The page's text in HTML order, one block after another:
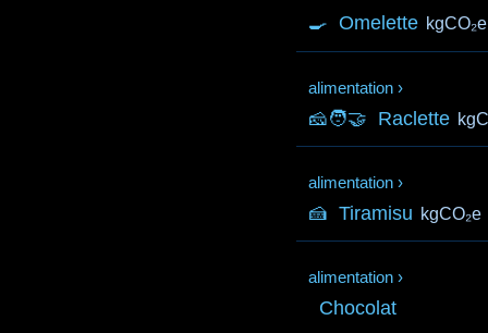
🍳 Omelette kgCO₂e
alimentation ›
🧀🧑‍🤝‍ Raclette
alimentation ›
🍰 Tiramisu kgCO₂e
alimentation ›
Chocolat